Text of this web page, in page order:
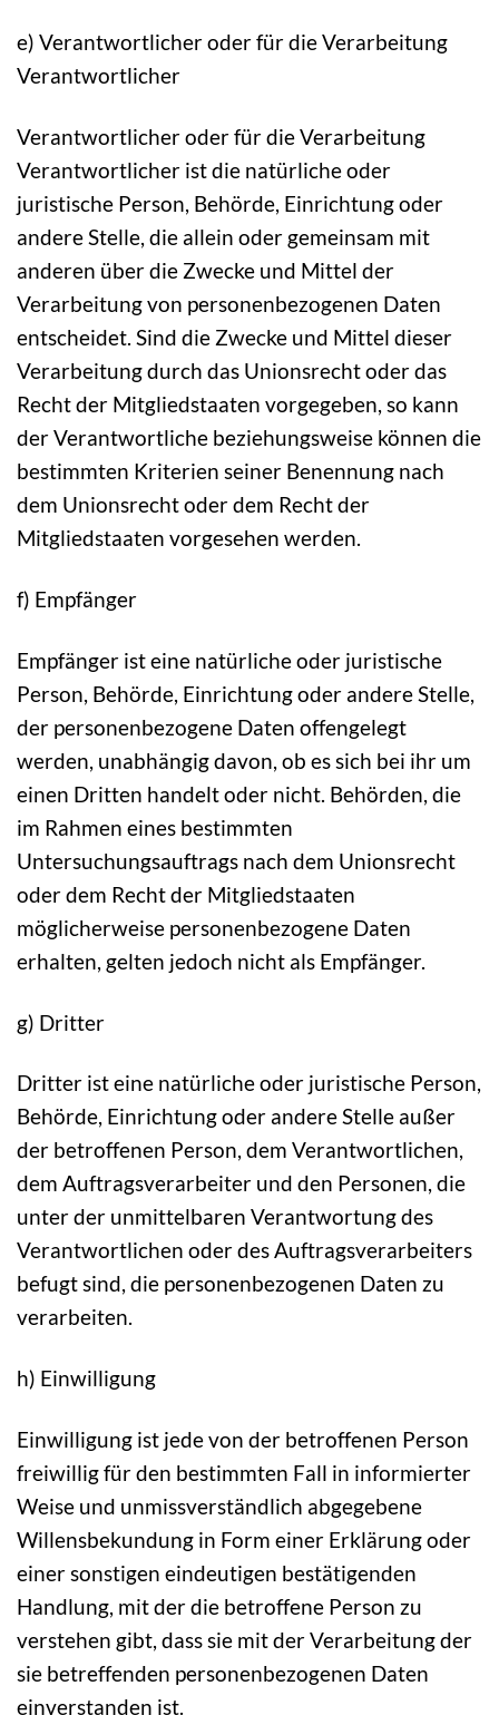
e) Verantwortlicher oder für die Verarbeitung
Verantwortlicher
Verantwortlicher oder für die Verarbeitung
Verantwortlicher ist die natürliche oder
juristische Person, Behörde, Einrichtung oder
andere Stelle, die allein oder gemeinsam mit
anderen über die Zwecke und Mittel der
Verarbeitung von personenbezogenen Daten
entscheidet. Sind die Zwecke und Mittel dieser
Verarbeitung durch das Unionsrecht oder das
Recht der Mitgliedstaaten vorgegeben, so kann
der Verantwortliche beziehungsweise können die
bestimmten Kriterien seiner Benennung nach
dem Unionsrecht oder dem Recht der
Mitgliedstaaten vorgesehen werden.
f) Empfänger
Empfänger ist eine natürliche oder juristische
Person, Behörde, Einrichtung oder andere Stelle,
der personenbezogene Daten offengelegt
werden, unabhängig davon, ob es sich bei ihr um
einen Dritten handelt oder nicht. Behörden, die
im Rahmen eines bestimmten
Untersuchungsauftrags nach dem Unionsrecht
oder dem Recht der Mitgliedstaaten
möglicherweise personenbezogene Daten
erhalten, gelten jedoch nicht als Empfänger.
g) Dritter
Dritter ist eine natürliche oder juristische Person,
Behörde, Einrichtung oder andere Stelle außer
der betroffenen Person, dem Verantwortlichen,
dem Auftragsverarbeiter und den Personen, die
unter der unmittelbaren Verantwortung des
Verantwortlichen oder des Auftragsverarbeiters
befugt sind, die personenbezogenen Daten zu
verarbeiten.
h) Einwilligung
Einwilligung ist jede von der betroffenen Person
freiwillig für den bestimmten Fall in informierter
Weise und unmissverständlich abgegebene
Willensbekundung in Form einer Erklärung oder
einer sonstigen eindeutigen bestätigenden
Handlung, mit der die betroffene Person zu
verstehen gibt, dass sie mit der Verarbeitung der
sie betreffenden personenbezogenen Daten
einverstanden ist.